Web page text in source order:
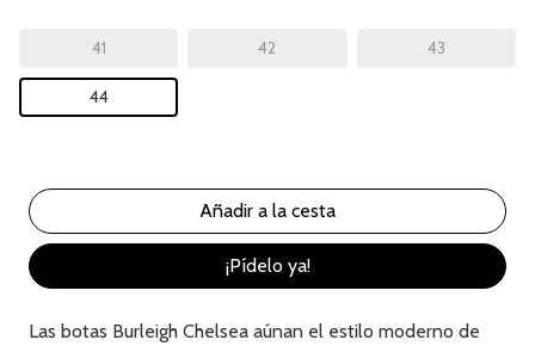
41 42 43
44
¡Pídelo ya!
Las botas Burleigh Chelsea aúnan el estilo moderno de